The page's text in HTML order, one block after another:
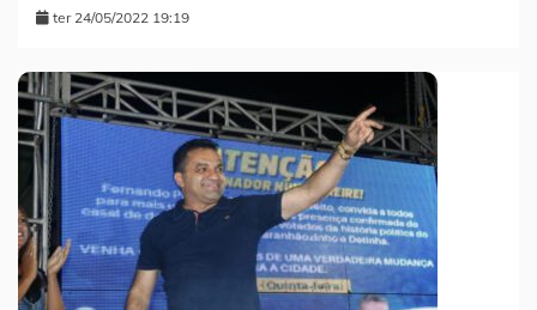
ter 24/05/2022 19:19